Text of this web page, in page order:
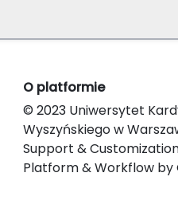
O platformie
© 2023 Uniwersytet
Wyszyńskiego w
Support &
Platform & Workflow by